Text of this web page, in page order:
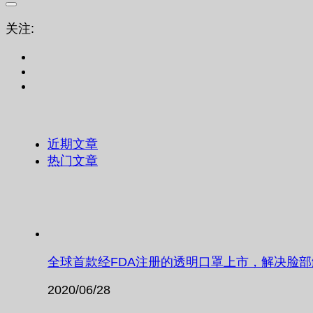
关注:
近期文章
热门文章
全球首款经FDA注册的透明口罩上市，解决脸
2020/06/28